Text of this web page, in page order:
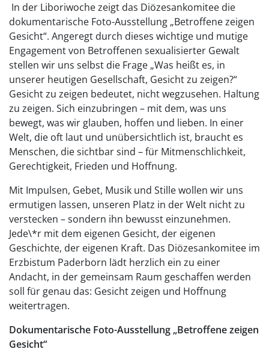
In der Liboriwoche zeigt das Diözesankomitee die
dokumentarische Foto-Ausstellung „Betroffene zeigen
Gesicht“. Angeregt durch dieses wichtige und mutige
Engagement von Betroffenen sexualisierter Gewalt
stellen wir uns selbst die Frage „Was heißt es, in
unserer heutigen Gesellschaft, Gesicht zu zeigen?“
Gesicht zu zeigen bedeutet, nicht wegzusehen. Haltung
zu zeigen. Sich einzubringen – mit dem, was uns
bewegt, was wir glauben, hoffen und lieben. In einer
Welt, die oft laut und unübersichtlich ist, braucht es
Menschen, die sichtbar sind – für Mitmenschlichkeit,
Gerechtigkeit, Frieden und Hoffnung.
Mit Impulsen, Gebet, Musik und Stille wollen wir uns
ermutigen lassen, unseren Platz in der Welt nicht zu
verstecken – sondern ihn bewusst einzunehmen.
Jede\*r mit dem eigenen Gesicht, der eigenen
Geschichte, der eigenen Kraft. Das Diözesankomitee im
Erzbistum Paderborn lädt herzlich ein zu einer
Andacht, in der gemeinsam Raum geschaffen werden
soll für genau das: Gesicht zeigen und Hoffnung
weitertragen.
Dokumentarische Foto-Ausstellung „Betroffene zeigen
Gesicht“